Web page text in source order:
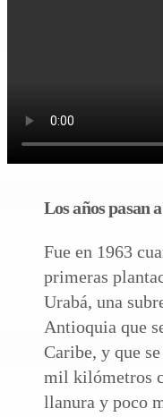
Los años pasan
Fue en 1963
primeras
Urabá, una
Antioquia que
Caribe, y que
mil kilómetros
llanura y poco